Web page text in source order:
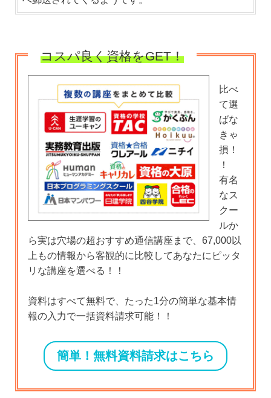
コスパ良く資格をGET！
比べ
て選
ばな
きゃ
損！
！
有名
なス
クー
ルか
ら実は穴場の超おすすめ通信講座まで、67,000以
上もの情報から客観的に比較してあなたにピッタ
リな講座を選べる！！
資料はすべて無料で、たった1分の簡単な基本情
報の入力で一括資料請求可能！！
簡単！無料資料請求はこちら